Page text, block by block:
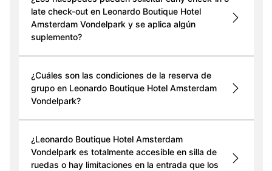
late check-out en Leonardo Boutique Hotel
Amsterdam Vondelpark y se aplica algún
suplemento?
¿Cuáles son las condiciones de la reserva de
grupo en Leonardo Boutique Hotel Amsterdam
Vondelpark?
¿Leonardo Boutique Hotel Amsterdam
Vondelpark es totalmente accesible en silla de
ruedas o hay limitaciones en la entrada que los